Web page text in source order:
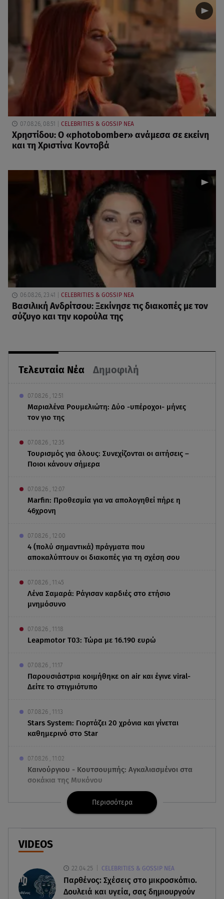
Τελευταία Νέα Δημοφιλή
07.08.26 , 12:51
Μαριαλένα Ρουμελιώτη: Δύο -υπέροχοι- μήνες
τον γιο της
07.08.26 , 12:35
Τουρισμός για όλους: Συνεχίζονται οι αιτήσεις –
Ποιοι κάνουν σήμερα
07.08.26 , 12:07
Marfin: Προθεσμία για να απολογηθεί πήρε η
46χρονη
07.08.26 , 12:00
4 (πολύ σημαντικά) πράγματα που
αποκαλύπτουν οι διακοπές για τη σχέση σου
07.08.26 , 11:45
Λένα Σαμαρά: Ράγισαν καρδιές στο ετήσιο
μνημόσυνο
07.08.26 , 11:18
Leapmotor T03: Τώρα με 16.190 ευρώ
07.08.26 , 11:17
Παρουσιάστρια κοιμήθηκε on air και έγινε viral-
Δείτε το στιγμιότυπο
07.08.26 , 11:13
Stars System: Γιορτάζει 20 χρόνια και γίνεται
καθημερινό στο Star
07.08.26 , 11:02
Καινούργιου - Κουτσουμπής: Αγκαλιασμένοι στα
σοκάκια της Μυκόνου
Ταϊλάνδη: Μαθητής άνοιξε πυρ σε σχολείο -
Τουλάχιστον 8 νεκροί
07.08.26 , 10:50
Μαρία Μενούνος: Τα στιγμιότυπα με ελληνικό
άρωμα και ο απολογισμός
Περισσότερα
VIDEOS
22.04.25 CELEBRITIES & GOSSIP ΝΕΑ
Παρθένος: Σχέσεις στο μικροσκόπιο.
Δουλειά και υγεία, σας δημιουργούν
07.08.26, 08:51 CELEBRITIES & GOSSIP ΝΕΑ
Χρηστίδου: Ο «photobomber» ανάμεσα σε εκείνη
και τη Χριστίνα Κοντοβά
06.08.26, 23:41 CELEBRITIES & GOSSIP ΝΕΑ
Βασιλική Ανδρίτσου: Ξεκίνησε τις διακοπές με τον
σύζυγο και την κορούλα της